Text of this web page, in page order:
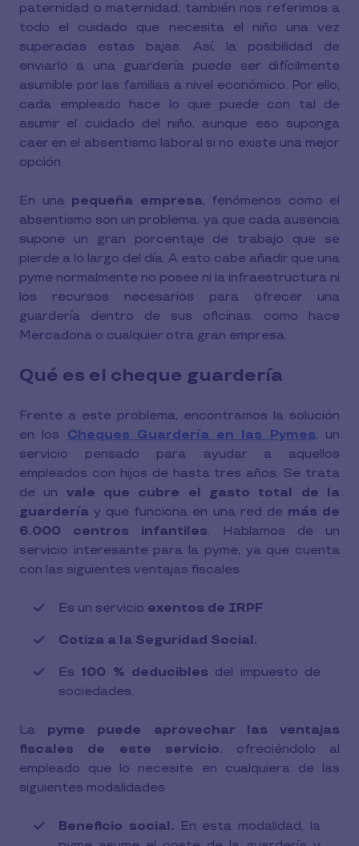
paternidad o maternidad; también nos referimos a
todo el cuidado que necesita el niño una vez
superadas estas bajas. Así, la posibilidad de
enviarlo a una guardería puede ser difícilmente
asumible por las familias a nivel económico. Por ello,
cada empleado hace lo que puede con tal de
asumir el cuidado del niño, aunque eso suponga
caer en el absentismo laboral si no existe una mejor
opción.
En una pequeña empresa, fenómenos como el
absentismo son un problema, ya que cada ausencia
supone un gran porcentaje de trabajo que se
pierde a lo largo del día. A esto cabe añadir que una
pyme normalmente no posee ni la infraestructura ni
los recursos necesarios para ofrecer una
guardería dentro de sus oficinas, como hace
Mercadona o cualquier otra gran empresa.
Qué es el cheque guardería
Frente a este problema, encontramos la solución
en los Cheques Guardería en las Pymes, un
servicio pensado para ayudar a aquellos
empleados con hijos de hasta tres años. Se trata
de un vale que cubre el gasto total de la
guardería y que funciona en una red de más de
6.000 centros infantiles. Hablamos de un
servicio interesante para la pyme, ya que cuenta
con las siguientes ventajas fiscales
Es un servicio exentos de IRPF
Cotiza a la Seguridad Social.
Es 100 % deducibles del impuesto de
sociedades.
La pyme puede aprovechar las ventajas
fiscales de este servicio, ofreciéndolo al
empleado que lo necesite en cualquiera de las
siguientes modalidades
Beneficio social. En esta modalidad, la